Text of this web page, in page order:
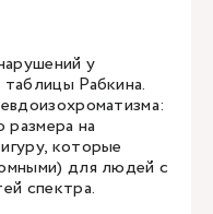
у
Рабкина.
размера на
которые
для людей с
спектра.